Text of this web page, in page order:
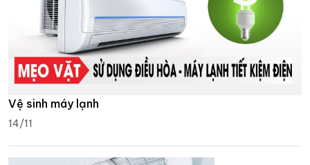
Vệ sinh máy lạnh
14/11